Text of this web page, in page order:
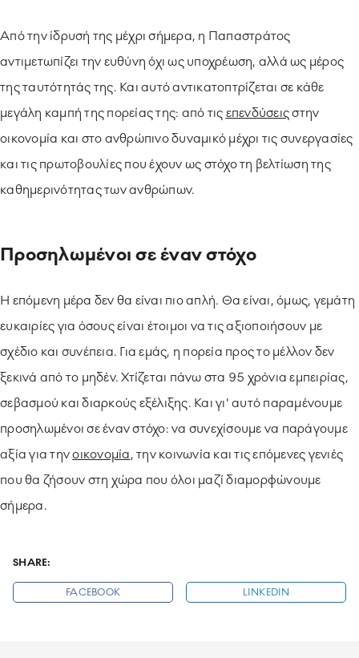
Από την ίδρυσή της μέχρι σήμερα, η Παπαστράτος
αντιμετωπίζει την ευθύνη όχι ως υποχρέωση, αλλά ως μέρος
της ταυτότητάς της. Και αυτό αντικατοπτρίζεται σε κάθε
μεγάλη καμπή της πορείας της: από τις επενδύσειςστην
οικονομία και στο ανθρώπινο δυναμικό μέχρι τις συνεργασίες
και τις πρωτοβουλίες που έχουν ως στόχο τη βελτίωση της
καθημερινότητας των ανθρώπων.
Προσηλωμένοι σε έναν στόχο
Η επόμενη μέρα δεν θα είναι πιο απλή. Θα είναι, όμως, γεμάτη
ευκαιρίες για όσους είναι έτοιμοι να τις αξιοποιήσουν με
σχέδιο και συνέπεια. Για εμάς, η πορεία προς το μέλλον δεν
ξεκινά από το μηδέν. Χτίζεται πάνω στα 95 χρόνια εμπειρίας,
σεβασμού και διαρκούς εξέλιξης. Και γι' αυτό παραμένουμε
προσηλωμένοι σε έναν στόχο: να συνεχίσουμε να παράγουμε
αξία για τηνοικονομία, την κοινωνία και τις επόμενες γενιές
που θα ζήσουν στη χώρα που όλοι μαζί διαμορφώνουμε
σήμερα.
SHARE:
FACEBOOK LINKEDIN